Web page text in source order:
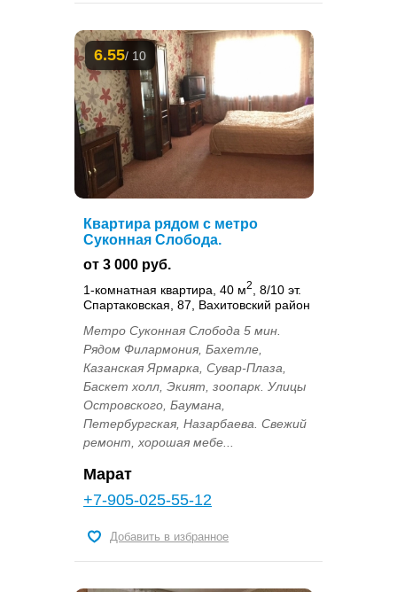
6.55/ 10
Квартира рядом с метро
Суконная Слобода.
от 3 000 руб.
1-комнатная квартира, 40 м2
, 8/10 эт.
Спартаковская, 87, Вахитовский район
Метро Суконная Слобода 5 мин.
Рядом Филармония, Бахетле,
Казанская Ярмарка, Сувар-Плаза,
Баскет холл, Экият, зоопарк. Улицы
Островского, Баумана,
Петербургская, Назарбаева. Свежий
ремонт, хорошая мебе...
Марат
+7-905-025-55-12
Добавить в избранное